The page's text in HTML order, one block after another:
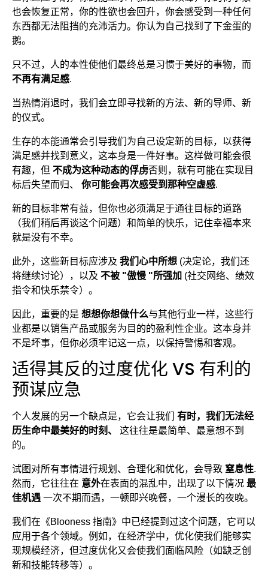
也会恢复正常，你的性欲也会回升，你会感受到一种任何
东西都无法阻挡的充沛活力。你认为自己找到了下金蛋的
鹅。
只不过，人的本性使他们最终总是习惯于美好的事物，而
不再有满足感.
当热情消退时，我们会立即寻找新的方法、新的导师、新
的仪式。
生存的本能通常会引导我们为自己设定新的目标，以获得
满足感并找到意义，这本身是一件好事。这样做可能会很
有趣，但 不成为这种动态的俘虏否则，就有可能在实现目
标后失望而归、 你可能会再次感受到那种空虚感.
新的目标非常有益，但你也必须满足于通往目标的道路
（我们稍后再谈这个问题）和简单的快乐，记住幸福本来
就是没有不幸。
此外，这些新目标应涉及 我们心中所想 (决定论，我们还
将继续讨论），以及 不被 "傲慢 "所强加 (社交网络、绩效
指令和快乐禁令）。
因此，重要的是 想想你想做什么与其他行业一样，这些行
业都是以销售产品或服务为目的的盈利性企业。这本身并
不是坏事，但你必须牢记这一点，以保持警惕和客观。
适得其反的过度优化 VS 有利的
预谋应急
个人发展的另一个缺点是，它会让我们 有时，我们无法经
历生命中最美好的时刻、
这往往是最简单、最意想不到
的。
试图对所有事情进行规划、合理化和优化，会导致 窒息性.
然而，它往往在 意外在表面的混乱中，出现了以下情况 最
佳机遇 一次不期而遇，一顿即兴晚餐，一个漫长的夜晚。
我们在《Blooness 指南》中已经提到过这个问题，它可以
应用于各个领域。例如，在经济学中，优化使我们能够实
现规模经济，但过度优化又会使我们面临风险（如缺乏创
新和技能转移等）。